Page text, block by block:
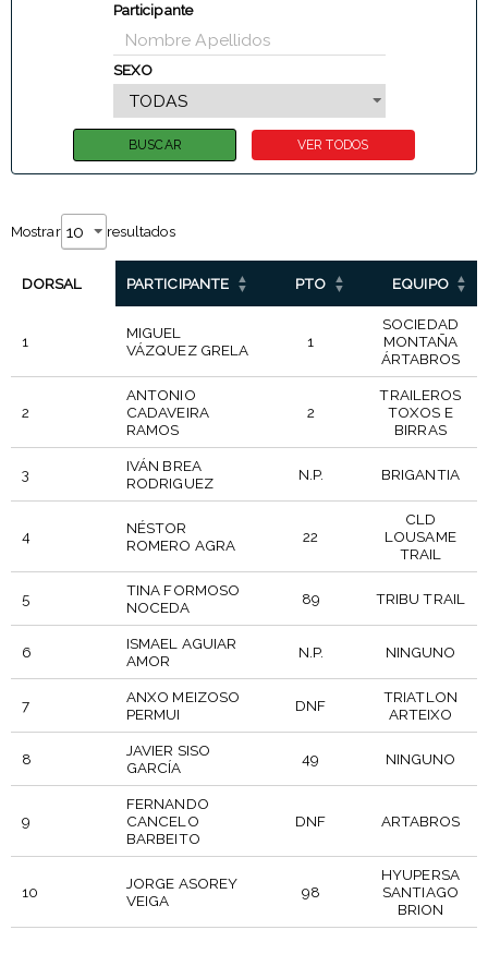
Participante
SEXO
Mostrar resultados
DORSAL PARTICIPANTE PTO EQUIPO
1
MIGUEL
VÁZQUEZ GRELA
1
SOCIEDAD
MONTAÑA
ÁRTABROS
2
ANTONIO
CADAVEIRA
RAMOS
2
TRAILEROS
TOXOS E
BIRRAS
3
IVÁN BREA
RODRIGUEZ
N.P. BRIGANTIA
4
NÉSTOR
ROMERO AGRA
22
CLD
LOUSAME
TRAIL
5
TINA FORMOSO
NOCEDA
89 TRIBU TRAIL
6
ISMAEL AGUIAR
AMOR
N.P. NINGUNO
7
ANXO MEIZOSO
PERMUI
DNF
TRIATLON
ARTEIXO
8
JAVIER SISO
GARCÍA
49 NINGUNO
9
FERNANDO
CANCELO
BARBEITO
DNF ARTABROS
10
JORGE ASOREY
VEIGA
98
HYUPERSA
SANTIAGO
BRION